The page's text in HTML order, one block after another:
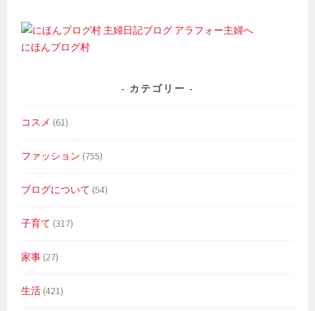
にほんブログ村
カテゴリー
コスメ (61)
ファッション (755)
ブログについて (54)
子育て (317)
家事 (27)
生活 (421)